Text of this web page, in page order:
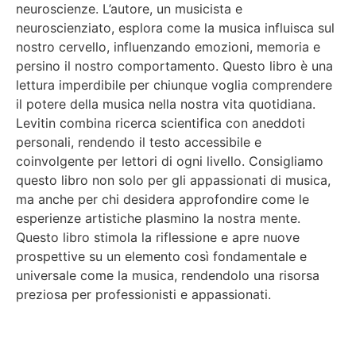
neuroscienze. L’autore, un musicista e
neuroscienziato, esplora come la musica influisca sul
nostro cervello, influenzando emozioni, memoria e
persino il nostro comportamento. Questo libro è una
lettura imperdibile per chiunque voglia comprendere
il potere della musica nella nostra vita quotidiana.
Levitin combina ricerca scientifica con aneddoti
personali, rendendo il testo accessibile e
coinvolgente per lettori di ogni livello. Consigliamo
questo libro non solo per gli appassionati di musica,
ma anche per chi desidera approfondire come le
esperienze artistiche plasmino la nostra mente.
Questo libro stimola la riflessione e apre nuove
prospettive su un elemento così fondamentale e
universale come la musica, rendendolo una risorsa
preziosa per professionisti e appassionati.